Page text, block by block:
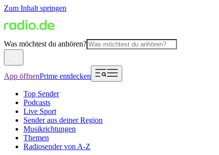
Zum Inhalt springen
Was möchtest du anhören?
App öffnenPrime entdecken
Top Sender
Podcasts
Live Sport
Sender aus deiner Region
Musikrichtungen
Themen
Radiosender von A-Z